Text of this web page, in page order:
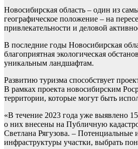
Новосибирская область – один из
географическое положение – на
привлекательности и деловой
В последние годы Новосибирская
благоприятная экологическая
уникальным ландшафтам.
Развитию туризма способствует
В рамках проекта новосибирским
территории, которые могут быть
«В течение 2023 года уже выявлено
о них внесены на Публичную
Светлана Рягузова. – Потенциальные
инфраструктуры участки, выбрать